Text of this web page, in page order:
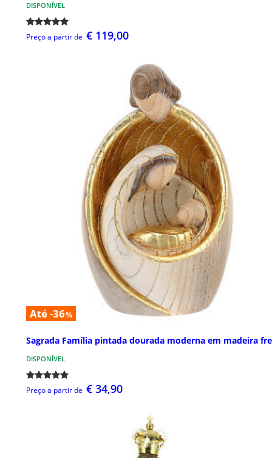
DISPONÍVEL
Preço a partir de € 119,00
Até -36%
Sagrada Família pintada dourada moderna em madeira
DISPONÍVEL
Preço a partir de € 34,90